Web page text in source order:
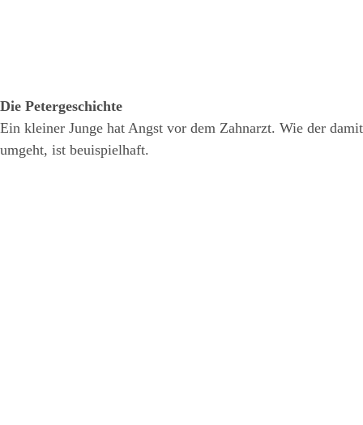
Die Petergeschichte
Ein kleiner Junge hat Angst vor dem Zahnarzt. Wie der damit
umgeht, ist beuispielhaft.